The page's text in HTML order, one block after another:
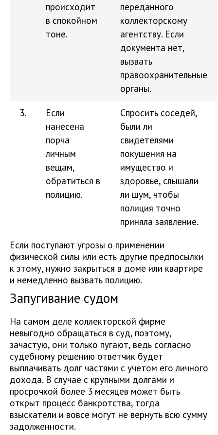
происходит
в спокойном
тоне.
переданного
коллекторскому
агентству. Если
документа нет,
вызвать
правоохранительные
органы.
3.
Если
нанесена
порча
личным
вещам,
обратиться в
полицию.
Спросить соседей,
были ли
свидетелями
покушения на
имущество и
здоровье, слышали
ли шум, чтобы
полиция точно
приняла заявление.
Если поступают угрозы о применении
физической силы или есть другие предпосылки
к этому, нужно закрыться в доме или квартире
и немедленно вызвать полицию.
Запугивание судом
На самом деле коллекторской фирме
невыгодно обращаться в суд, поэтому,
зачастую, они только пугают, ведь согласно
судебному решению ответчик будет
выплачивать долг частями с учетом его личного
дохода. В случае с крупными долгами и
просрочкой более 3 месяцев может быть
открыт процесс банкротства, тогда
взыскатели и вовсе могут не вернуть всю сумму
задолженности.